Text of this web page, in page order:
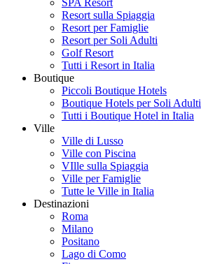
SPA Resort
Resort sulla Spiaggia
Resort per Famiglie
Resort per Soli Adulti
Golf Resort
Tutti i Resort in Italia
Boutique
Piccoli Boutique Hotels
Boutique Hotels per Soli Adulti
Tutti i Boutique Hotel in Italia
Ville
Ville di Lusso
Ville con Piscina
VIlle sulla Spiaggia
Ville per Famiglie
Tutte le Ville in Italia
Destinazioni
Roma
Milano
Positano
Lago di Como